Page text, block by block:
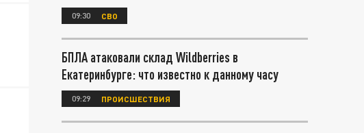
09:30 СВО
БПЛА атаковали склад Wildberries в
Екатеринбурге: что известно к данному часу
09:29 ПРОИСШЕСТВИЯ